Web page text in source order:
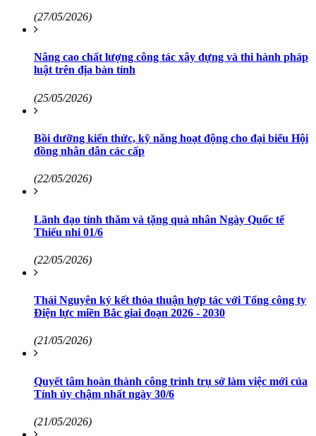
(27/05/2026)
Nâng cao chất lượng công tác xây dựng và thi hành pháp
luật trên địa bàn tỉnh
(25/05/2026)
Bồi dưỡng kiến thức, kỹ năng hoạt động cho đại biểu Hội
đồng nhân dân các cấp
(22/05/2026)
Lãnh đạo tỉnh thăm và tặng quà nhân Ngày Quốc tế
Thiếu nhi 01/6
(22/05/2026)
Thái Nguyên ký kết thỏa thuận hợp tác với Tổng công ty
Điện lực miền Bắc giai đoạn 2026 - 2030
(21/05/2026)
Quyết tâm hoàn thành công trình trụ sở làm việc mới của
Tỉnh ủy chậm nhất ngày 30/6
(21/05/2026)